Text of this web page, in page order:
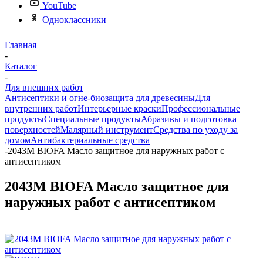
YouTube
Одноклассники
Главная
-
Каталог
-
Для внешних работ
Антисептики и огне-биозащита для древесиныДля
внутренних работИнтерьерные краскиПрофессиональные
продуктыСпециальные продуктыАбразивы и подготовка
поверхностейМалярный инструментСредства по уходу за
домомАнтибактериальные средства
-2043M BIOFA Масло защитное для наружных работ с
антисептиком
2043M BIOFA Масло защитное для
наружных работ с антисептиком